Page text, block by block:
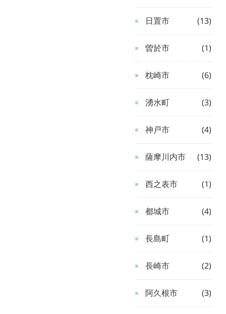
日置市 (13)
曽於市 (1)
枕崎市 (6)
湧水町 (3)
神戸市 (4)
薩摩川内市 (13)
西之表市 (1)
都城市 (4)
長島町 (1)
長崎市 (2)
阿久根市 (3)